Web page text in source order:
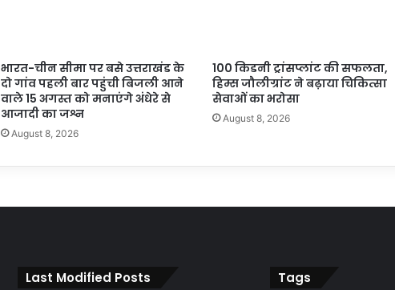
भारत-चीन सीमा पर बसे उत्तराखंड के
दो गांव पहली बार पहुंची बिजली आने
वाले 15 अगस्त को मनाएंगे अंधेरे से
आजादी का जश्न
August 8, 2026
100 किडनी ट्रांसप्लांट की सफलता,
हिम्स जौलीग्रांट ने बढ़ाया चिकित्सा
सेवाओं का भरोसा
August 8, 2026
Last Modified Posts Tags